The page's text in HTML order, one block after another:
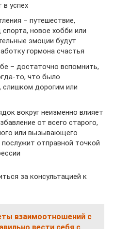
в успех
– путешествие,
новое хобби или
эмоции будут
гормона счастья
– достаточно вспомнить,
то, что было
слишком дорогим или
вокруг неизменно влияет
от всего старого,
или вызывающего
отправной точкой
за консультацией к
взаимоотношений с